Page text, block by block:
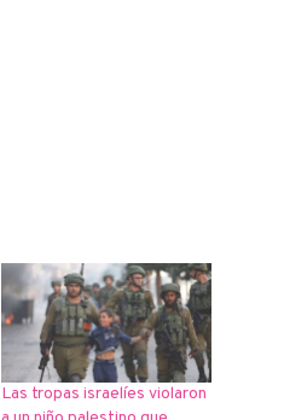
Las tropas israelíes violaron